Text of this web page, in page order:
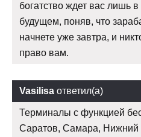
богатство ждет вас лишь
будущем, поняв, что
начнете уже завтра, и
право вам.
Vasilisa ответил(а)
Терминалы с функцией
Саратов, Самара, Нижний